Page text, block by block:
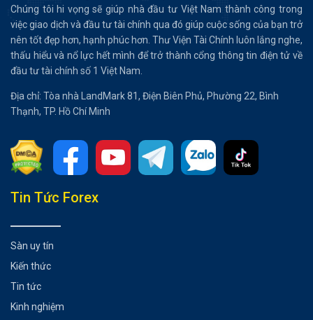
Chúng tôi hi vọng sẽ giúp nhà đầu tư Việt Nam thành công trong
việc giao dịch và đầu tư tài chính qua đó giúp cuộc sống của bạn trở
nên tốt đẹp hơn, hạnh phúc hơn. Thư Viện Tài Chính luôn lắng nghe,
thấu hiểu và nổ lực hết mình để trở thành cổng thông tin điện tử về
đầu tư tài chính số 1 Việt Nam.
Địa chỉ: Tòa nhà LandMark 81, Điện Biên Phủ, Phường 22, Bình
Thạnh, TP. Hồ Chí Minh
Tổng hợp bài viết
Chính sách tiền tệ của RBNZ
Báo cáo lạm phát ở Anh
Biên bản cuộc họp FOMC
Chỉ số PMI toàn cầu
Tin Tức Forex
Sàn uy tín
Kiến thức
Tin tức
Kinh nghiệm